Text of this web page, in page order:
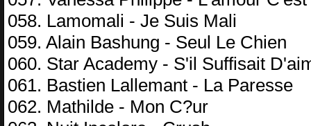
058. Lamomali - Je Suis Mali
059. Alain Bashung - Seul Le Chien
060. Star Academy - S'il Suffisait
061. Bastien Lallemant - La Paresse
062. Mathilde - Mon C?ur